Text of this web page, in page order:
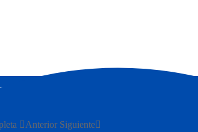
Anterior Siguiente